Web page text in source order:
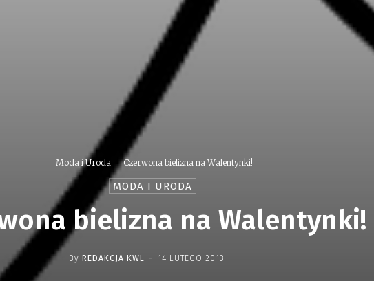
Moda i Uroda Czerwona bielizna na Walentynki!
MODA I URODA
bielizna na Walentynki!
By REDAKCJA KWL - 14 LUTEGO 2013